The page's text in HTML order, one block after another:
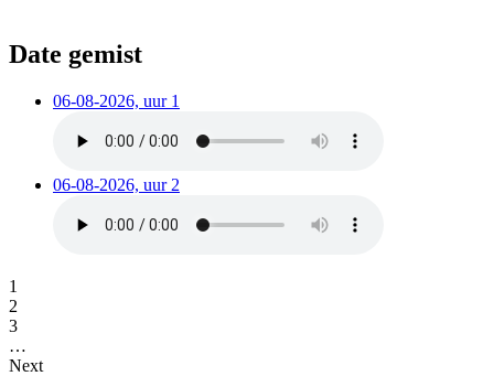
Date gemist
06-08-2026, uur 1
06-08-2026, uur 2
1
2
3
…
Next